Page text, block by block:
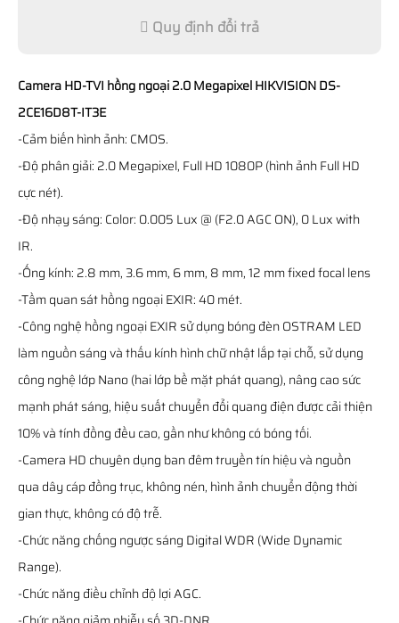
Quy định đổi trả
Camera HD-TVI hồng ngoại 2.0 Megapixel HIKVISION DS-
2CE16D8T-IT3E
-Cảm biến hình ảnh: CMOS.
-Độ phân giải: 2.0 Megapixel, Full HD 1080P (hình ảnh Full HD
cực nét).
-Độ nhạy sáng: Color: 0.005 Lux @ (F2.0 AGC ON), 0 Lux with
IR.
-Ống kính: 2.8 mm, 3.6 mm, 6 mm, 8 mm, 12 mm fixed focal lens
-Tầm quan sát hồng ngoại EXIR: 40 mét.
-Công nghệ hồng ngoại EXIR sử dụng bóng đèn OSTRAM LED
làm nguồn sáng và thấu kính hình chữ nhật lắp tại chỗ, sử dụng
công nghệ lớp Nano (hai lớp bề mặt phát quang), nâng cao sức
mạnh phát sáng, hiệu suất chuyển đổi quang điện được cải thiện
10% và tính đồng đều cao, gần như không có bóng tối.
-Camera HD chuyên dụng ban đêm truyền tín hiệu và nguồn
qua dây cáp đồng trục, không nén, hình ảnh chuyển động thời
gian thực, không có độ trễ.
-Chức năng chống ngược sáng Digital WDR (Wide Dynamic
Range).
-Chức năng điều chỉnh độ lợi AGC.